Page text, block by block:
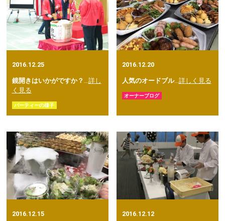
2016.12.25
鏡開きはいかがですか？
詳し
く見る
パーティーの様子
2016.12.20
人気のオードブル… 詳しく見る
オーナーブログ
2016.12.15 2016.12.12